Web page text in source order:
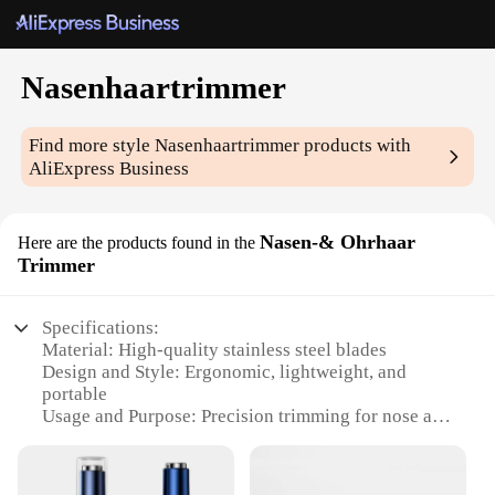
Nasenhaartrimmer
Find more styleNasenhaartrimmer products with
AliExpress Business
Here are the products found in the Nasen-& Ohrhaar
Trimmer
Specifications:
Material: High-quality stainless steel blades
Design and Style: Ergonomic, lightweight, and
portable
Usage and Purpose: Precision trimming for nose and
Performance and Property: Efficient and powerful